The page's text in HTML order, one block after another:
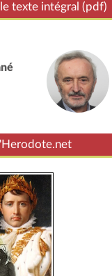
texte intégral (pdf)